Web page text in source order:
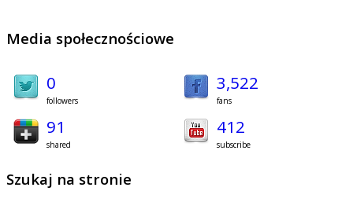
Media społecznościowe
0
followers
3,522
fans
91
shared
412
subscribe
Szukaj na stronie